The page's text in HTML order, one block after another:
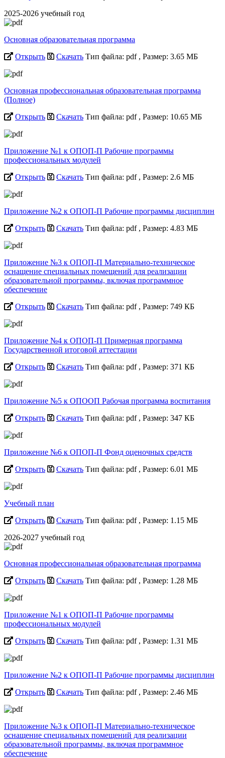
2025-2026 учебный год
Основная образовательная программа
Открыть
Скачать Тип файла: pdf , Размер: 3.65 МБ
Основная профессиональная образовательная программа
(Полное)
Открыть
Скачать Тип файла: pdf , Размер: 10.65 МБ
Приложение №1 к ОПОП-П Рабочие программы
профессиональных модулей
Открыть
Скачать Тип файла: pdf , Размер: 2.6 МБ
Приложение №2 к ОПОП-П Рабочие программы дисциплин
Открыть
Скачать Тип файла: pdf , Размер: 4.83 МБ
Приложение №3 к ОПОП-П Материально-техническое
оснащение специальных помещений для реализации
образовательной программы, включая программное
обеспечение
Открыть
Скачать Тип файла: pdf , Размер: 749 КБ
Приложение №4 к ОПОП-П Примерная программа
Государственной итоговой аттестации
Открыть
Скачать Тип файла: pdf , Размер: 371 КБ
Приложение №5 к ОПООП Рабочая программа воспитания
Открыть
Скачать Тип файла: pdf , Размер: 347 КБ
Приложение №6 к ОПОП-П Фонд оценочных средств
Открыть
Скачать Тип файла: pdf , Размер: 6.01 МБ
Учебный план
Открыть
Скачать Тип файла: pdf , Размер: 1.15 МБ
2026-2027 учебный год
Основная профессиональная образовательная программа
Открыть
Скачать Тип файла: pdf , Размер: 1.28 МБ
Приложение №1 к ОПОП-П Рабочие программы
профессиональных модулей
Открыть
Скачать Тип файла: pdf , Размер: 1.31 МБ
Приложение №2 к ОПОП-П Рабочие программы дисциплин
Открыть
Скачать Тип файла: pdf , Размер: 2.46 МБ
Приложение №3 к ОПОП-П Материально-техническое
оснащение специальных помещений для реализации
образовательной программы, включая программное
обеспечение